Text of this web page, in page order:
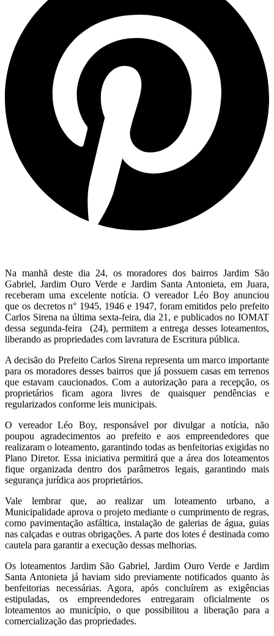
Na manhã deste dia 24, os moradores dos bairros Jardim São
Gabriel, Jardim Ouro Verde e Jardim Santa Antonieta, em Juara,
receberam uma excelente notícia. O vereador Léo Boy anunciou
que os decretos n° 1945, 1946 e 1947, foram emitidos pelo prefeito
Carlos Sirena na última sexta-feira, dia 21, e publicados no IOMAT
dessa segunda-feira (24), permitem a entrega desses loteamentos,
liberando as propriedades com lavratura de Escritura pública.
A decisão do Prefeito Carlos Sirena representa um marco importante
para os moradores desses bairros que já possuem casas em terrenos
que estavam caucionados. Com a autorização para a recepção, os
proprietários ficam agora livres de quaisquer pendências e
regularizados conforme leis municipais.
O vereador Léo Boy, responsável por divulgar a notícia, não
poupou agradecimentos ao prefeito e aos empreendedores que
realizaram o loteamento, garantindo todas as benfeitorias exigidas no
Plano Diretor. Essa iniciativa permitirá que a área dos loteamentos
fique organizada dentro dos parâmetros legais, garantindo mais
segurança jurídica aos proprietários.
Vale lembrar que, ao realizar um loteamento urbano, a
Municipalidade aprova o projeto mediante o cumprimento de regras,
como pavimentação asfáltica, instalação de galerias de água, guias
nas calçadas e outras obrigações. A parte dos lotes é destinada como
cautela para garantir a execução dessas melhorias.
Os loteamentos Jardim São Gabriel, Jardim Ouro Verde e Jardim
Santa Antonieta já haviam sido previamente notificados quanto às
benfeitorias necessárias. Agora, após concluírem as exigências
estipuladas, os empreendedores entregaram oficialmente os
loteamentos ao município, o que possibilitou a liberação para a
comercialização das propriedades.